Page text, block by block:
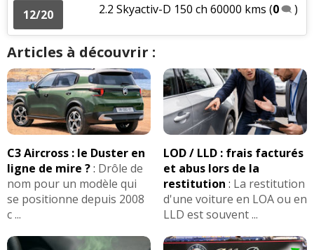
12/20 2.2 Skyactiv-D 150 ch 60000 kms (0 )
Articles à découvrir :
C3 Aircross : le Duster en
ligne de mire ?: Drôle de
nom pour un modèle qui
se positionne depuis 2008
c ...
LOD / LLD : frais facturés
et abus lors de la
restitution : La restitution
d'une voiture en LOA ou en
LLD est souvent ...